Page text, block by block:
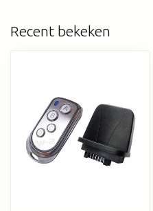
Recent bekeken